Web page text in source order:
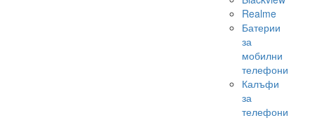
Realme
Батерии
за
мобилни
телефони
Калъфи
за
телефони